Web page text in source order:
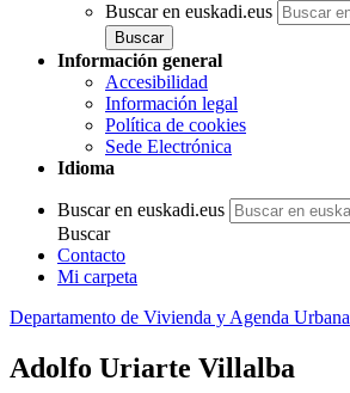
Buscar en euskadi.eus
Información general
Accesibilidad
Información legal
Política de cookies
Sede Electrónica
Idioma
Buscar en euskadi.eus
Buscar
Contacto
Mi carpeta
Departamento de Vivienda y Agenda Urbana
Adolfo Uriarte Villalba